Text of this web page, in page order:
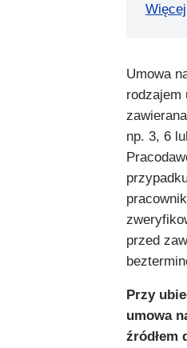
Więcej
Umowa
rodzajem
np. 3, 6
przed
Przy
umowa
źródłem